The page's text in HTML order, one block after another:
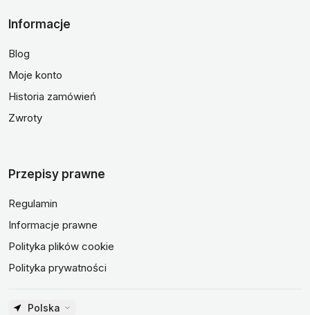
Informacje
Blog
Moje konto
Historia zamówień
Zwroty
Przepisy prawne
Regulamin
Informacje prawne
Polityka plików cookie
Polityka prywatności
Polska